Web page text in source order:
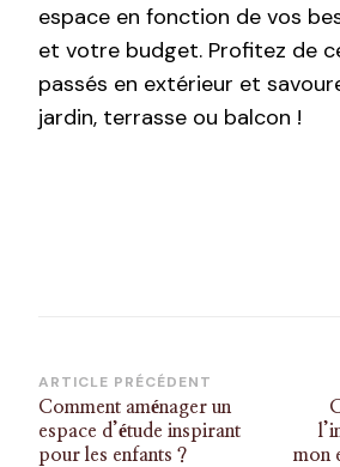
espace en fonction de vos
et votre budget. Profitez de
passés en extérieur et
jardin, terrasse ou balcon !
Navigation
d’article
ARTICLE PRÉCÉDENT
Comment aménager un
espace d’étude inspirant
pour les enfants ?
mon